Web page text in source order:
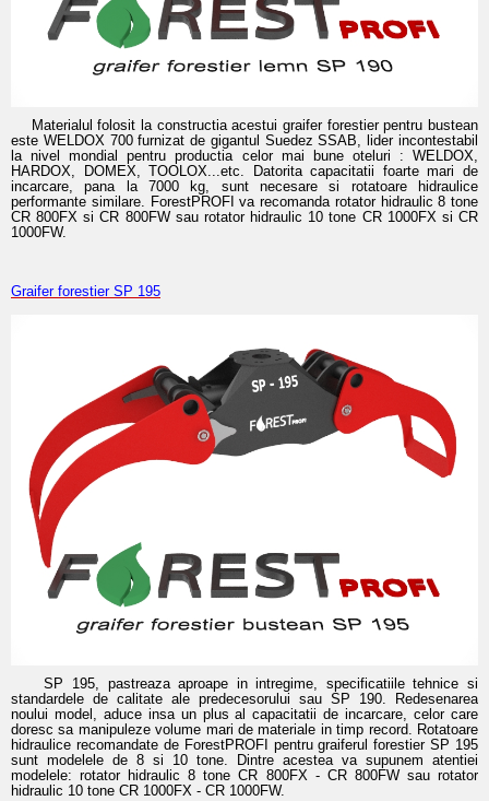
Materialul folosit la constructia acestui graifer forestier pentru bustean
este WELDOX 700 furnizat de gigantul Suedez SSAB, lider incontestabil
la nivel mondial pentru productia celor mai bune oteluri : WELDOX,
HARDOX, DOMEX, TOOLOX...etc. Datorita capacitatii foarte mari de
incarcare, pana la 7000 kg, sunt necesare si rotatoare hidraulice
performante similare. ForestPROFI va recomanda rotator hidraulic 8 tone
CR 800FX si CR 800FW sau rotator hidraulic 10 tone CR 1000FX si CR
1000FW.
Graifer forestier SP 195
SP 195, pastreaza aproape in intregime, specificatiile tehnice si
standardele de calitate ale predecesorului sau SP 190. Redesenarea
noului model, aduce insa un plus al capacitatii de incarcare, celor care
doresc sa manipuleze volume mari de materiale in timp record. Rotatoare
hidraulice recomandate de ForestPROFI pentru graiferul forestier SP 195
sunt modelele de 8 si 10 tone. Dintre acestea va supunem atentiei
modelele: rotator hidraulic 8 tone CR 800FX - CR 800FW sau rotator
hidraulic 10 tone CR 1000FX - CR 1000FW.